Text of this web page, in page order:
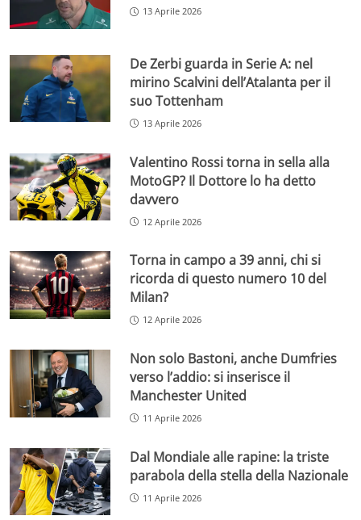
13 Aprile 2026
De Zerbi guarda in Serie A: nel
mirino Scalvini dell’Atalanta per il
suo Tottenham
13 Aprile 2026
Valentino Rossi torna in sella alla
MotoGP? Il Dottore lo ha detto
davvero
12 Aprile 2026
Torna in campo a 39 anni, chi si
ricorda di questo numero 10 del
Milan?
12 Aprile 2026
Non solo Bastoni, anche Dumfries
verso l’addio: si inserisce il
Manchester United
11 Aprile 2026
Dal Mondiale alle rapine: la triste
parabola della stella della Nazionale
11 Aprile 2026